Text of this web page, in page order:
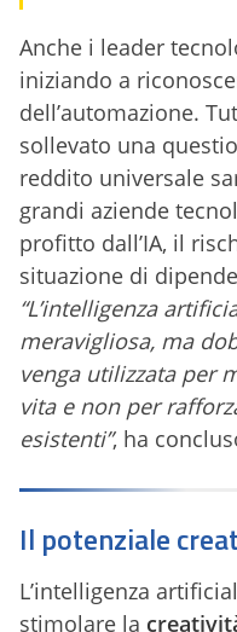
Anche i leader
iniziando a
dell’automazione.
sollevato una
reddito universale
grandi aziende
profitto dall’IA, il
situazione di
“L’intelligenza
meravigliosa, ma
venga utilizzata per
vita e non per
esistenti”, ha
Il potenziale
L’intelligenza
stimolare la